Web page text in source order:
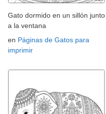
Gato dormido en un sillón junto
a la ventana
en Páginas de Gatos para
imprimir